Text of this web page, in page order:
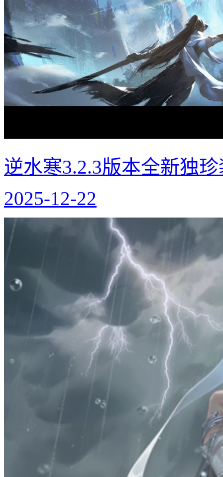
逆水寒3.2.3版本全新独
2025-12-22